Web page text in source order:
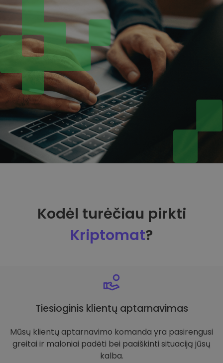
Kodėl turėčiau pirkti
Kriptomat?
Tiesioginis klientų aptarnavimas
Mūsų klientų aptarnavimo komanda yra pasirengusi
greitai ir maloniai padėti bei paaiškinti situaciją jūsų
kalba.